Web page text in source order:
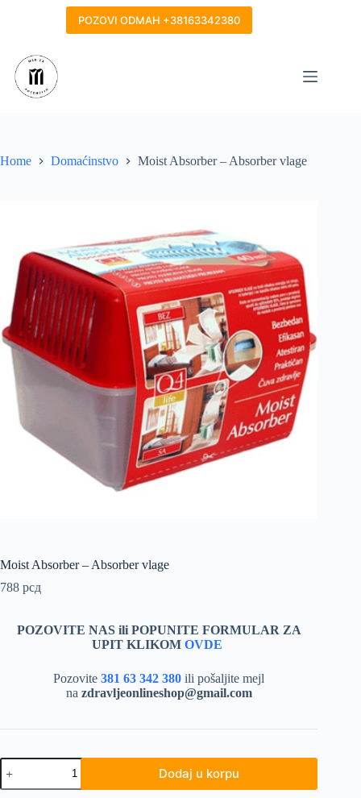
POZOVI ODMAH +38163342380
Home Domaćinstvo Moist Absorber – Absorber vlage
Moist Absorber – Absorber vlage
788 рсд
POZOVITE NAS ili POPUNITE FORMULAR ZA
UPIT KLIKOMOVDE
Pozovite381 63 342 380 ili pošaljite mejl
na zdravljeonlineshop@gmail.com
Moist
Absorber
-
Dodaj u korpu